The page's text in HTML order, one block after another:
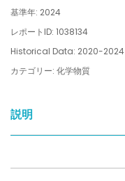
基準年: 2024
レポートID: 1038134
Historical Data: 2020-2024
カテゴリー: 化学物質
説明